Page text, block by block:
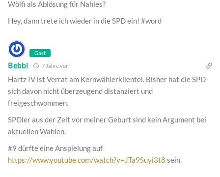
Wölfi als Ablösung für Nahles?
Hey, dann trete ich wieder in die SPD ein! #word
Gast
Bebbi 7 Jahre vor
Hartz IV ist Verrat am Kernwählerklientel. Bisher hat die SPD
sich davon nicht überzeugend distanziert und
freigeschwommen.
SPDler aus der Zeit vor meiner Geburt sind kein Argument bei
aktuellen Wahlen.
#9 dürfte eine Anspielung auf
https://www.youtube.com/watch?v=JTa9Suyi3t8 sein,